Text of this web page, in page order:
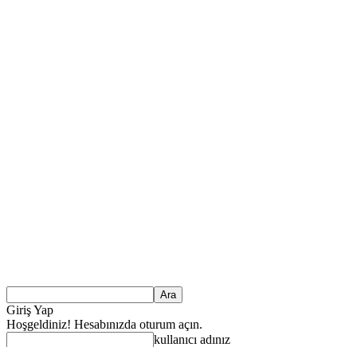
Giriş Yap
Hoşgeldiniz! Hesabınızda oturum açın.
kullanıcı adınız